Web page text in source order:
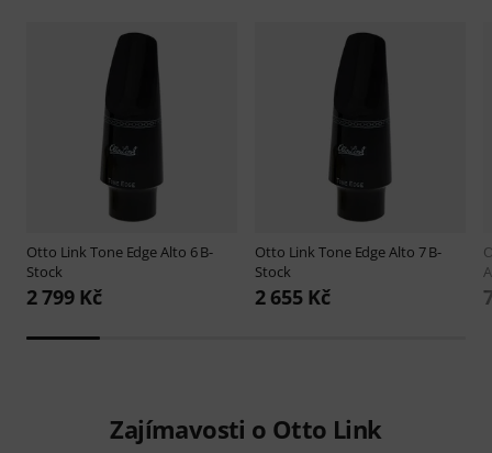
Otto LinkTone Edge Alto 6 B-
Stock
2 799 Kč
Otto LinkTone Edge Alto 7 B-
Stock
2 655 Kč
Zajímavosti o Otto Link